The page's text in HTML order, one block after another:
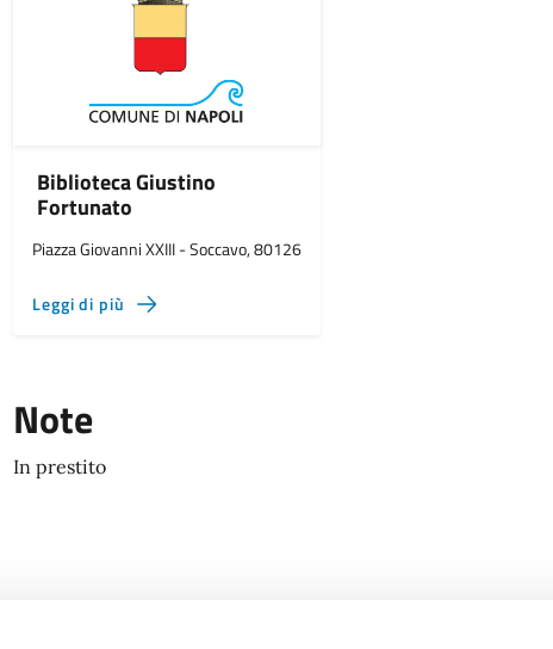
Biblioteca Giustino
Fortunato
Piazza Giovanni XXIII - Soccavo, 80126
Leggi di più
Note
In prestito